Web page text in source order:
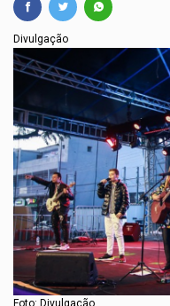
Divulgação
Foto: Divulgação